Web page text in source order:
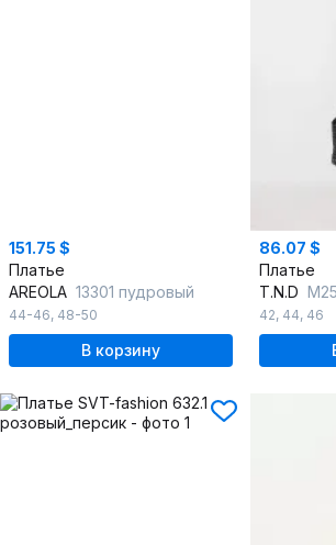
151.75 $
Платье
AREOLA 13301 пудровый
44-46, 48-50
В корзину
86.07 $
Платье
T.N.D
42, 44, 46